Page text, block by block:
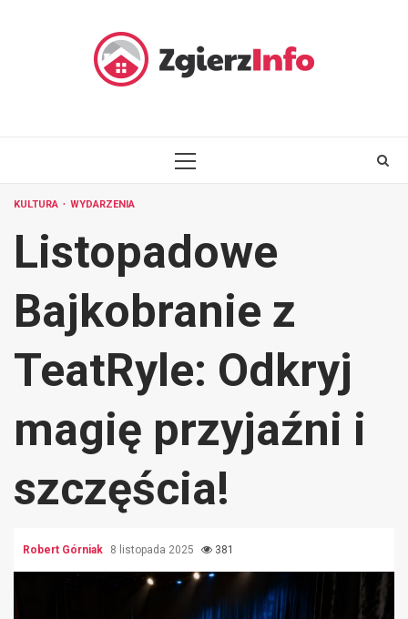
PRIMARY
KULTURA WYDARZENIA
Listopadowe
Bajkobranie z
TeatRyle: Odkryj
magię przyjaźni i
szczęścia!
Robert Górniak 8 listopada 2025 381